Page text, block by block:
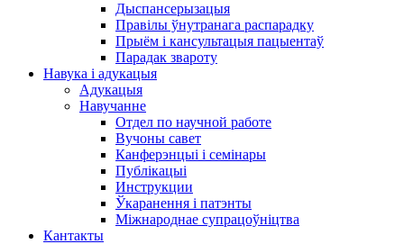
Дыспансерызацыя
Правілы ўнутранага распарадку
Прыём і кансультацыя пацыентаў
Парадак звароту
Навука і адукацыя
Адукацыя
Навучанне
Отдел по научной работе
Вучоны савет
Канферэнцыі і семінары
Публікацыi
Инструкции
Ўкаранення і патэнты
Міжнароднае супрацоўніцтва
Кантакты